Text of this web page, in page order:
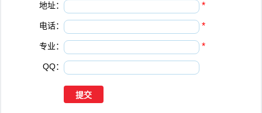
地址： *
电话： *
专业： *
QQ：